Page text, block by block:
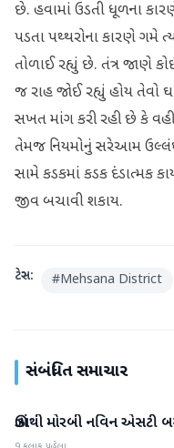
છે. હવામાં ઉડતી ધૂળના
પડતા પથ્થરોના કારણે ગમે
તોળાઈ રહ્યું છે. તંત્ર જાણે
જ રાહ જોઈ રહ્યું હોય તેવો
સખત માંગ કરી રહી છે કે
તેમજ નિયમોનું સરેઆમ
સામે કડકમાં કડક દંડાત્મક
જીવ બચાવી શકાય.
ટેગ્સ: #Mehsana District
સંબંધિત સમાચાર
મહેસાણા
ઊંઝાથી મોરબી નવિન એસટી